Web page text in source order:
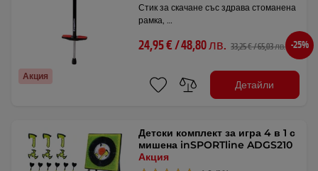
Акция
Стик за скачане със здрава стоманена
рамка, …
24,95 € / 48,80 лв. 33,25 € / 65,03 лв. -25%
Детайли
Детски комплект за игра 4 в 1 с
мишена inSPORTline ADGS210
Акция